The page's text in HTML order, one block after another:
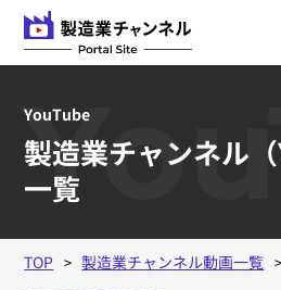
YouTube
製造業チャンネル
一覧
TOP 製造業チャンネル動画一覧